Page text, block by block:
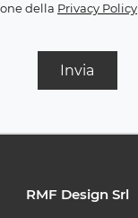
della Privacy Policy
Invia
RMF Design Srl